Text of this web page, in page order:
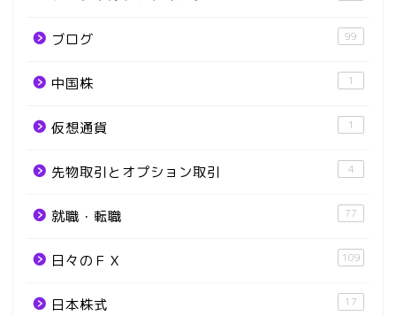
ブログ 99
中国株 1
仮想通貨 1
先物取引とオプション取引 4
就職・転職 77
日々のＦＸ 109
日本株式 17